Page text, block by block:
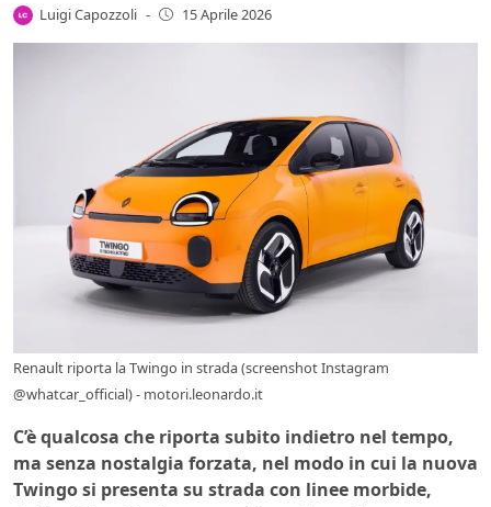
Luigi Capozzoli - 15 Aprile 2026
Renault riporta la Twingo in strada (screenshot Instagram
@whatcar_official) - motori.leonardo.it
C’è qualcosa che riporta subito indietro nel tempo,
ma senza nostalgia forzata, nel modo in cui la nuova
Twingo si presenta su strada con linee morbide,